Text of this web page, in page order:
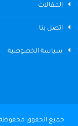
المقالات
اتصل بنا
سياسة الخصوصية